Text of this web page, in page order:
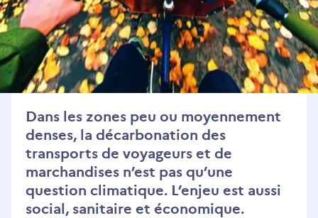
Dans les zones peu ou moyennement
denses, la décarbonation des
transports de voyageurs et de
marchandises n’est pas qu’une
question climatique. L’enjeu est aussi
social, sanitaire et économique.